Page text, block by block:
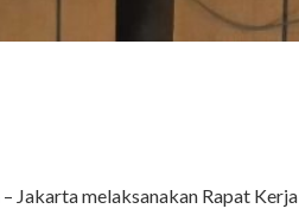
Jakarta melaksanakan Rapat Kerja